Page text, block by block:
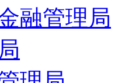
融管理局